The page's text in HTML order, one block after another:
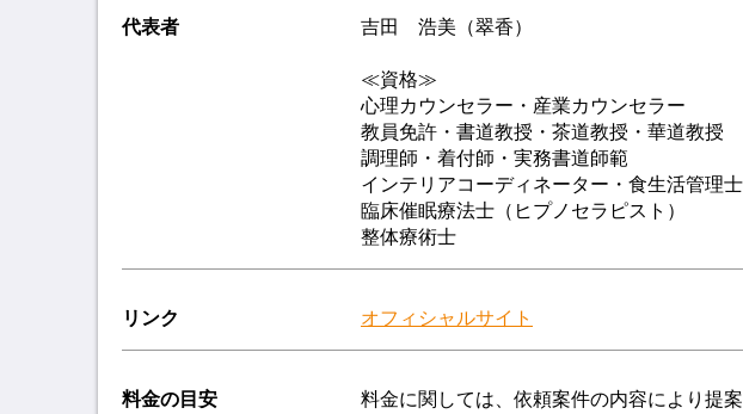
代表者 吉田 浩美（翠香）
≪資格≫
心理カウンセラー・産業カウンセラー
教員免許・書道教授・茶道教授・華道教授
調理師・着付師・実務書道師範
インテリアコーディネーター・食生活管理士
臨床催眠療法士（ヒプノセラピスト）
整体療術士
リンク オフィシャルサイト
料金の目安
料金に関しては、依頼案件の内容により提案